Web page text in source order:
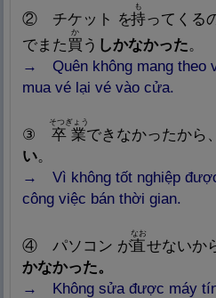
② チケット を持
も
ってくる
でまた買
か
う しかなかった。
→ Quên không mang theo
mua vé lại vé vào cửa.
③ 卒 業
そつぎょう
できなかったから
い。
→ Vì không tốt nghiệp
công việc bán thời gian.
④ パソコン が直
Nghĩa: Thẳng thắn, ngay thẳng,
なお
せないか
かなかった。
→ Không sửa được máy